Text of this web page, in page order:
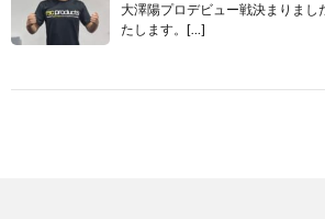
大澤陽プロデビュー戦決まりま
たします。[…]